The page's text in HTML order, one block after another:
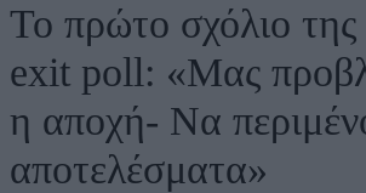
Το πρώτο σχόλιο
exit poll: «Μας
η αποχή- Να
αποτελέσματα»